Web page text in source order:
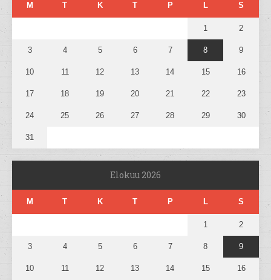
M T K T P L S
1 2
3 4 5 6 7 8 9
10 11 12 13 14 15 16
17 18 19 20 21 22 23
24 25 26 27 28 29 30
31
Elokuu 2026
M T K T P L S
1 2
3 4 5 6 7 8 9
10 11 12 13 14 15 16